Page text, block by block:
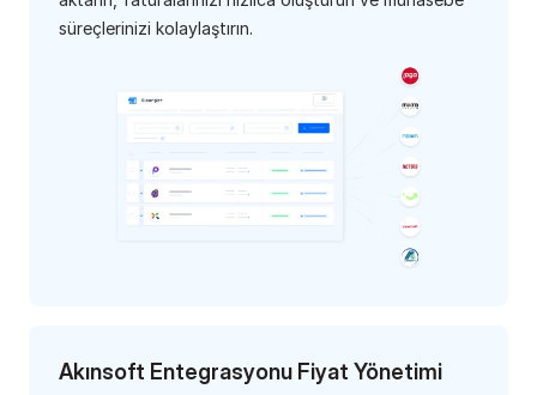
süreçlerinizi kolaylaştırın.
Akınsoft Entegrasyonu Fiyat Yönetimi